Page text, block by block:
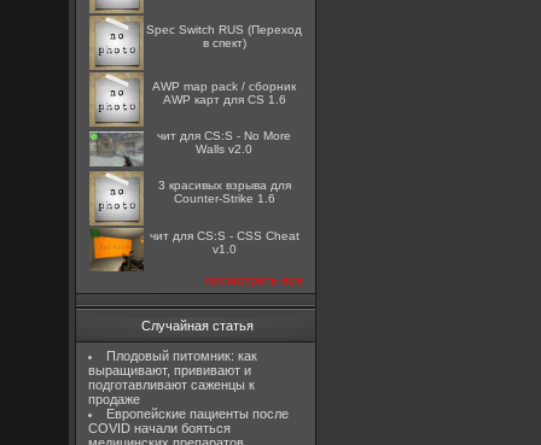
Spec Switch RUS (Переход
в спект)
AWP map pack / сборник
AWP карт для CS 1.6
чит для CS:S - No More
Walls v2.0
3 красивых взрыва для
Counter-Strike 1.6
чит для CS:S - CSS Cheat
v1.0
посмотреть все
Случайная статья
Плодовый питомник: как
выращивают, прививают и
подготавливают саженцы к
продаже
Европейские пациенты после
COVID начали бояться